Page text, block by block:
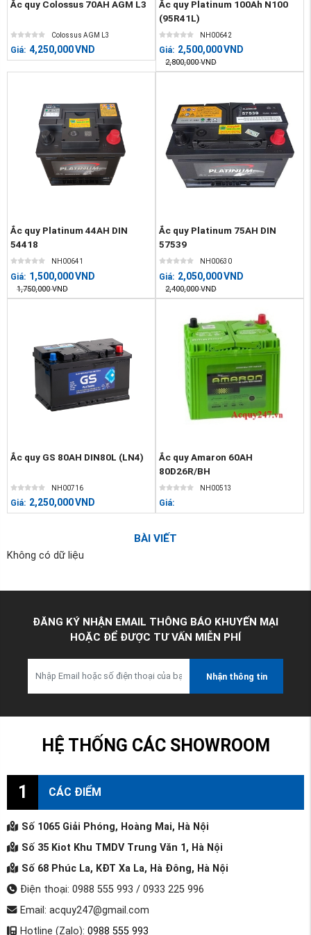
Ắc quy Colossus 70AH AGM L3
Colossus AGM L3
Giá: 4,250,000VND
Ắc quy Platinum 100Ah N100
(95R41L)
NH00642
Giá: 2,500,000VND
2,800,000 VND
Ắc quy Platinum 44AH DIN
54418
NH00641
Giá: 1,500,000VND
1,750,000 VND
Ắc quy Platinum 75AH DIN
57539
NH00630
Giá: 2,050,000VND
2,400,000 VND
Ắc quy GS 80AH DIN80L (LN4)
NH00716
Giá: 2,250,000VND
Ắc quy Amaron 60AH
80D26R/BH
NH00513
Giá:
BÀI VIẾT
Không có dữ liệu
ĐĂNG KÝ NHẬN EMAIL THÔNG BÁO KHUYẾN MẠI
HOẶC ĐỂ ĐƯỢC TƯ VẤN MIỄN PHÍ
Nhận thông tin
HỆ THỐNG CÁC SHOWROOM
1 CÁC ĐIỂM
Số 1065 Giải Phóng, Hoàng Mai, Hà Nội
Số 35 Kiot Khu TMDV Trung Văn 1, Hà Nội
Số 68 Phúc La, KĐT Xa La, Hà Đông, Hà Nội
Điện thoại: 0988 555 993 / 0933 225 996
Email: acquy247@gmail.com
Hotline (Zalo): 0988 555 993